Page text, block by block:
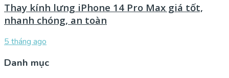
Thay kính lưng iPhone 14 Pro Max giá tốt,
nhanh chóng, an toàn
5 tháng ago
Danh mục